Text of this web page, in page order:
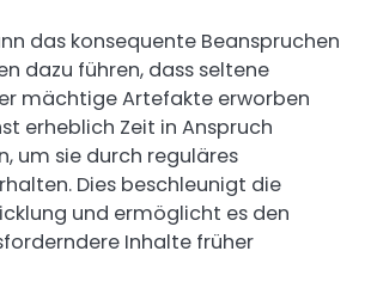
das konsequente Beanspruchen
dazu führen, dass seltene
mächtige Artefakte erworben
erheblich Zeit in Anspruch
um sie durch reguläres
Dies beschleunigt die
und ermöglicht es den
Inhalte früher